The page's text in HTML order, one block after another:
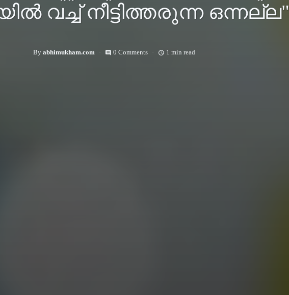
വച്ച് നീട്ടിത്തരുന്ന ഒന്നല്ല"
By abhimukham.com comment 0 Comments access_time 1 min read